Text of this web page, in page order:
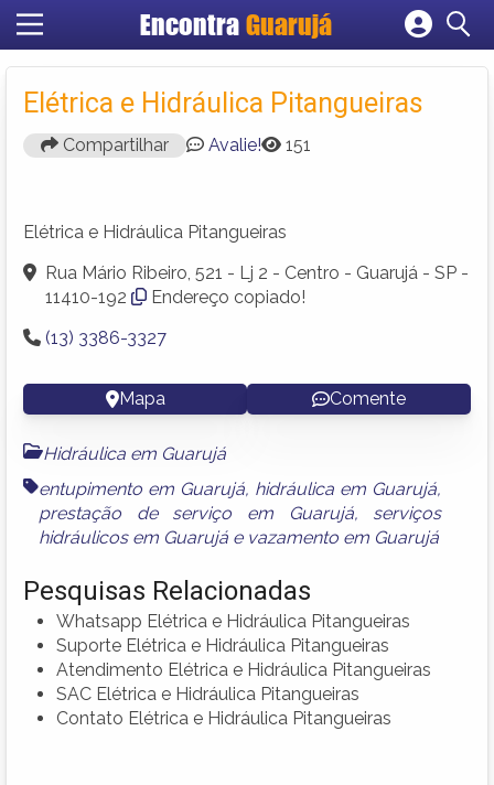
Encontra Guarujá
Cadastrar empresa
Criar conta
Elétrica e Hidráulica Pitangueiras
Compartilhar Avalie! 151
Elétrica e Hidráulica Pitangueiras
Rua Mário Ribeiro, 521 - Lj 2 - Centro - Guarujá - SP -
11410-192
Endereço copiado!
(13) 3386-3327
Mapa Comente
Hidráulica em Guarujá
entupimento em Guarujá, hidráulica em Guarujá,
prestação de serviço em Guarujá, serviços
hidráulicos em Guarujá e vazamento em Guarujá
Pesquisas Relacionadas
Whatsapp Elétrica e Hidráulica Pitangueiras
Suporte Elétrica e Hidráulica Pitangueiras
Atendimento Elétrica e Hidráulica Pitangueiras
SAC Elétrica e Hidráulica Pitangueiras
Contato Elétrica e Hidráulica Pitangueiras